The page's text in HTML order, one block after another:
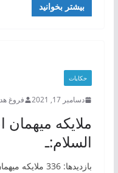
بیشتر بخوانید
حکایات
دسامبر 17, 2021 فروغ
ملایکه میهمان
السلام:ـ
بازدیدها: 336